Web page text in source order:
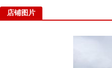
店铺图片